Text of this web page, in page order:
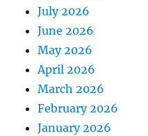
July 2026
June 2026
May 2026
April 2026
March 2026
February 2026
January 2026